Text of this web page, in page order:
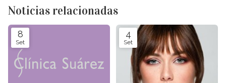
Noticias relacionadas
8
Set
4
Set